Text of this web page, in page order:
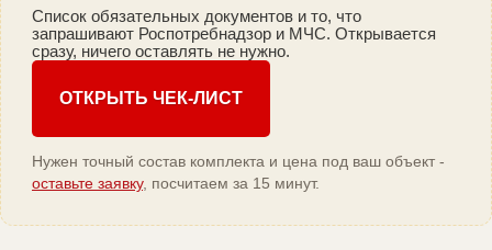
Список обязательных документов и то, что
запрашивают Роспотребнадзор и МЧС. Открывается
сразу, ничего оставлять не нужно.
ОТКРЫТЬ ЧЕК-ЛИСТ
Нужен точный состав комплекта и цена под ваш объект -
оставьте заявку, посчитаем за 15 минут.